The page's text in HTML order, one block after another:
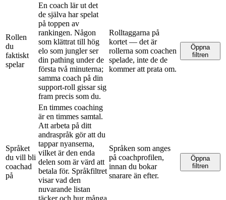
Rollen
du
faktiskt
spelar
En coach lär ut det
de själva har spelat
på toppen av
rankingen. Någon
som klättrat till hög
elo som jungler ser
din pathing under de
första två minuterna;
samma coach på din
support-roll gissar sig
fram precis som du.
Rolltaggarna på
kortet — det är
rollerna som coachen
spelade, inte de de
kommer att prata om.
Öppna
filtren
Språket
du vill bli
coachad
på
En timmes coaching
är en timmes samtal.
Att arbeta på ditt
andraspråk gör att du
tappar nyanserna,
vilket är den enda
delen som är värd att
betala för. Språkfiltret
visar vad den
nuvarande listan
täcker och hur många
Språken som anges
på coachprofilen,
innan du bokar
snarare än efter.
Öppna
filtren